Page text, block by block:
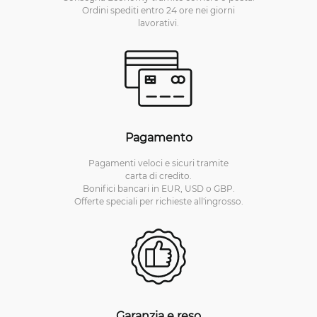
Ordini spediti entro 24 ore nei giorni
lavorativi.
Pagamento
Pagamenti veloci e sicuri tramite
carta di credito.
Bonifici bancari in EUR, USD o GBP.
Offerte speciali per richieste all'ingrosso.